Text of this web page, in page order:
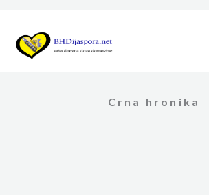
content
Crna hronika